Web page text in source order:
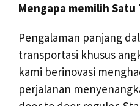
Mengapa memilih Satu
Pengalaman panjang
transportasi khusus
kami berinovasi
perjalanan